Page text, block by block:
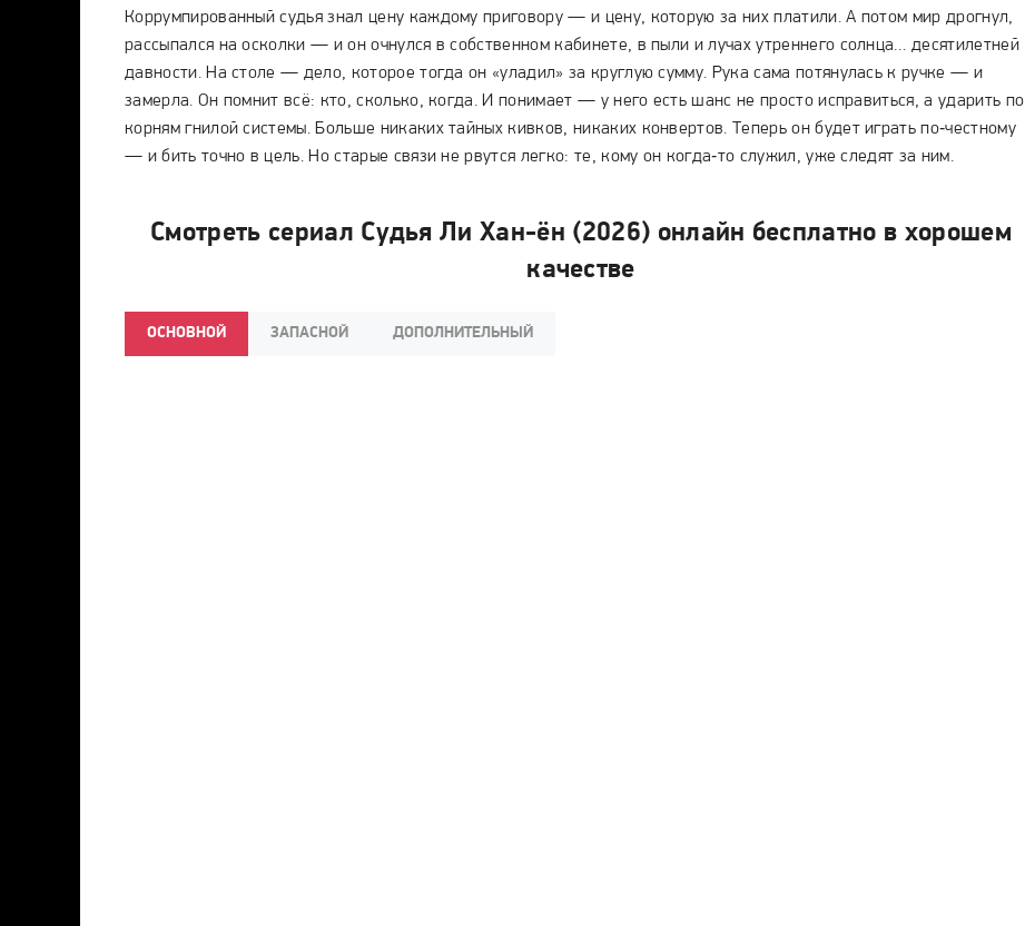
Коррумпированный судья знал цену каждому приговору — и цену, которую за них платили. А потом мир дрогнул,
рассыпался на осколки — и он очнулся в собственном кабинете, в пыли и лучах утреннего солнца… десятилетней
давности. На столе — дело, которое тогда он «уладил» за круглую сумму. Рука сама потянулась к ручке — и
замерла. Он помнит всё: кто, сколько, когда. И понимает — у него есть шанс не просто исправиться, а ударить по
корням гнилой системы. Больше никаких тайных кивков, никаких конвертов. Теперь он будет играть по‑честному
— и бить точно в цель. Но старые связи не рвутся легко: те, кому он когда‑то служил, уже следят за ним.
Смотреть сериал Судья Ли Хан-ён (2026) онлайн бесплатно в хорошем
качестве
ОСНОВНОЙ ЗАПАСНОЙ ДОПОЛНИТЕЛЬНЫЙ